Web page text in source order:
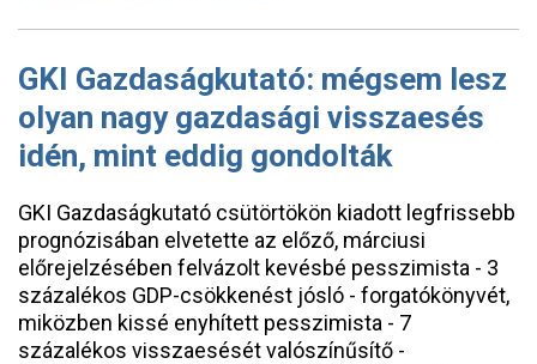
GKI Gazdaságkutató: mégsem lesz
olyan nagy gazdasági visszaesés
idén, mint eddig gondolták
GKI Gazdaságkutató csütörtökön kiadott legfrissebb
prognózisában elvetette az előző, márciusi
előrejelzésében felvázolt kevésbé pesszimista - 3
százalékos GDP-csökkenést jósló - forgatókönyvét,
miközben kissé enyhített pesszimista - 7
százalékos visszaesését valószínűsítő -